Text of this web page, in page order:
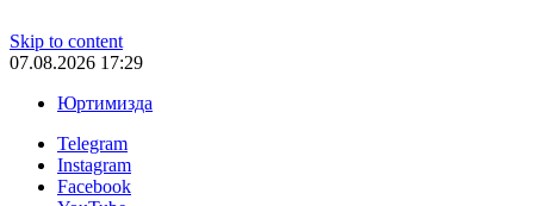
Skip to content
07.08.2026 17:29
Юртимизда
Telegram
Instagram
Facebook